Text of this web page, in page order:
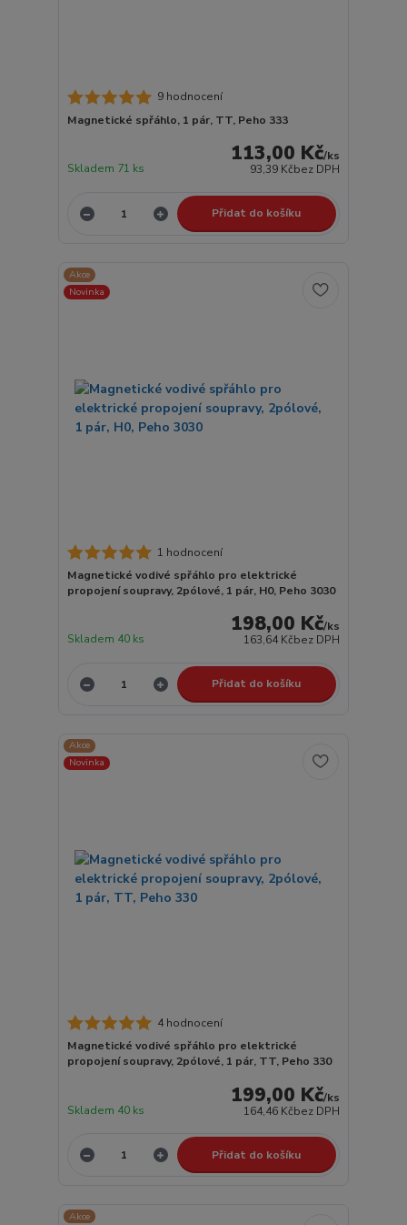
9 hodnocení
Magnetické spřáhlo, 1 pár, TT, Peho 333
113,00 Kč/ks
93,39 Kčbez DPH
Skladem 71 ks
Přidat do košíku
Akce
Novinka
1 hodnocení
Magnetické vodivé spřáhlo pro elektrické
propojení soupravy, 2pólové, 1 pár, H0, Peho 3030
198,00 Kč/ks
163,64 Kčbez DPH
Skladem 40 ks
Přidat do košíku
Akce
Novinka
4 hodnocení
Magnetické vodivé spřáhlo pro elektrické
propojení soupravy, 2pólové, 1 pár, TT, Peho 330
199,00 Kč/ks
164,46 Kčbez DPH
Skladem 40 ks
Přidat do košíku
Akce